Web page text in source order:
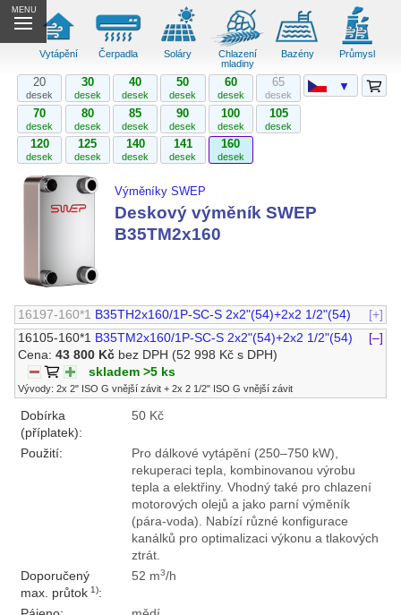
MENU
Vytápění Čerpadla Soláry
Chlazení
mladiny
Bazény Průmysl
20
desek
30
desek
40
desek
50
desek
60
desek
65
desek
70
desek
80
desek
85
desek
90
desek
100
desek
105
desek
120
desek
125
desek
140
desek
141
desek
160
desek
Výměníky SWEP
Deskový výměník SWEP
B35TM2x160
16197-160*1 B35TH2x160/1P-SC-S 2x2"(54)+2x2 1/2"(54)
[+]
16105-160*1 B35TM2x160/1P-SC-S 2x2"(54)+2x2 1/2"(54)
[–]
Cena:43 800 Kč bez DPH (52 998 Kč s DPH)
skladem >5 ks
Vývody: 2x 2" ISO G vnější závit + 2x 2 1/2" ISO G vnější závit
Dobírka
(příplatek):
50 Kč
Použití:
Pro dálkové vytápění (250–750 kW),
rekuperaci tepla, kombinovanou výrobu
tepla a elektřiny. Vhodný také pro chlazení
motorových olejů a jako parní výměník
(pára-voda). Nabízí různé konfigurace
kanálků pro optimalizaci výkonu a tlakových
ztrát.
Doporučený
max. průtok1):
52 m3/h
▼